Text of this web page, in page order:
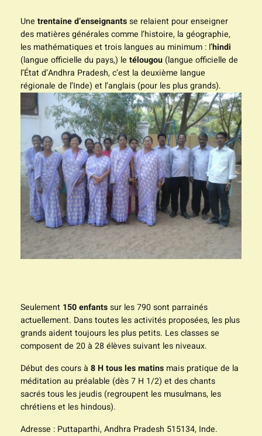
Une trentaine d’enseignantsse relaient pour enseigner
des matières générales comme l’histoire, la géographie,
les mathématiques et trois langues au minimum : l’hindi
(langue officielle du pays,) le télougou(langue officielle de
l’État d’Andhra Pradesh, c’est la deuxième langue
régionale de l’Inde) et l’anglais (pour les plus grands).
Seulement 150 enfantssur les 790 sont parrainés
actuellement. Dans toutes les activités proposées, les plus
grands aident toujours les plus petits. Les classes se
composent de 20 à 28 élèves suivant les niveaux.
Début des cours à 8 H tous les matins mais pratique de la
méditation au préalable (dès 7 H 1/2) et des chants
sacrés tous les jeudis (regroupent les musulmans, les
chrétiens et les hindous).
Adresse : Puttaparthi, Andhra Pradesh 515134, Inde.